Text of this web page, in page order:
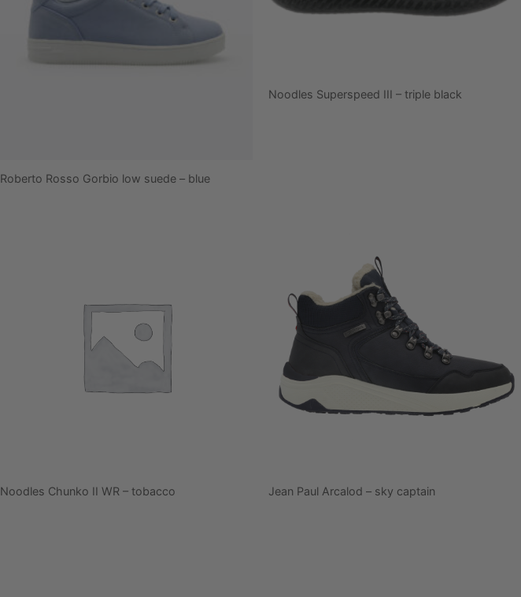
Roberto Rosso Gorbio low suede – blue
Noodles Superspeed III – triple black
Noodles Chunko II WR – tobacco Jean Paul Arcalod – sky captain